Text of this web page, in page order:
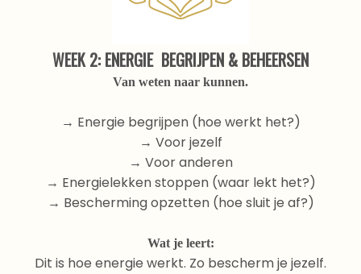
WEEK 2: ENERGIE BEGRIJPEN & BEHEERSEN
Van weten naar kunnen.
→ Energie begrijpen (hoe werkt het?)
→ Voor jezelf
→ Voor anderen
→ Energielekken stoppen (waar lekt het?)
→ Bescherming opzetten (hoe sluit je af?)
Wat je leert:
Dit is hoe energie werkt. Zo bescherm je jezelf.